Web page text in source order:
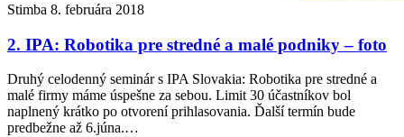
Stimba 8. februára 2018
2. IPA: Robotika pre stredné a malé podniky – foto
Druhý celodenný seminár s IPA Slovakia: Robotika pre stredné a
malé firmy máme úspešne za sebou. Limit 30 účastníkov bol
naplnený krátko po otvorení prihlasovania. Ďalší termín bude
predbežne až 6.júna.…